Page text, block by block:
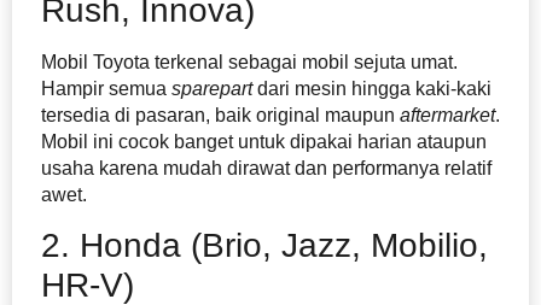
Rush, Innova)
Mobil Toyota terkenal sebagai mobil sejuta umat.
Hampir semua sparepartdari mesin hingga kaki-kaki
tersedia di pasaran, baik original maupun aftermarket.
Mobil ini cocok banget untuk dipakai harian ataupun
usaha karena mudah dirawat dan performanya relatif
awet.
2. Honda (Brio, Jazz, Mobilio,
HR-V)